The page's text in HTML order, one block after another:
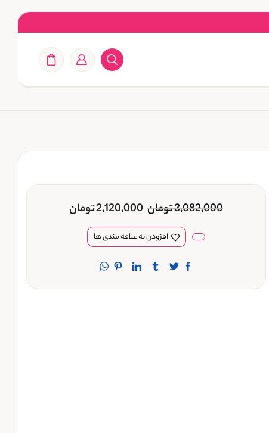
3,082,000تومان 2,120,000تومان
افزودن به علاقه مندی ها